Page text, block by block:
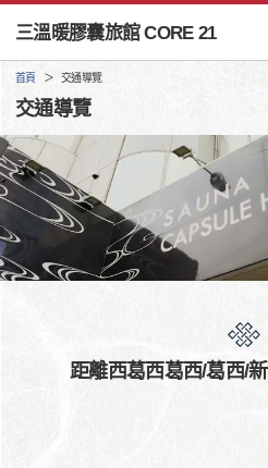
三溫暖膠囊旅館 CORE 21
首頁 交通導覽
交通導覽
距離西葛西葛西/葛西/